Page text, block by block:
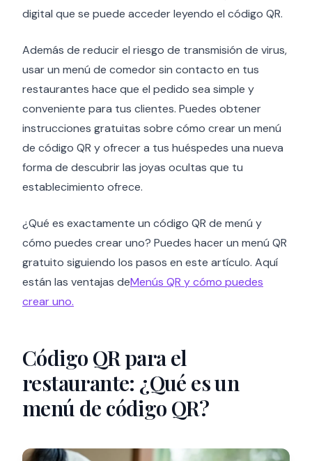
digital que se puede acceder leyendo el código QR.
Además de reducir el riesgo de transmisión de virus,
usar un menú de comedor sin contacto en tus
restaurantes hace que el pedido sea simple y
conveniente para tus clientes. Puedes obtener
instrucciones gratuitas sobre cómo crear un menú
de código QR y ofrecer a tus huéspedes una nueva
forma de descubrir las joyas ocultas que tu
establecimiento ofrece.
¿Qué es exactamente un código QR de menú y
cómo puedes crear uno? Puedes hacer un menú QR
gratuito siguiendo los pasos en este artículo. Aquí
están las ventajas deMenús QR y cómo puedes
crear uno.
Código QR para el
restaurante: ¿Qué es un
menú de código QR?